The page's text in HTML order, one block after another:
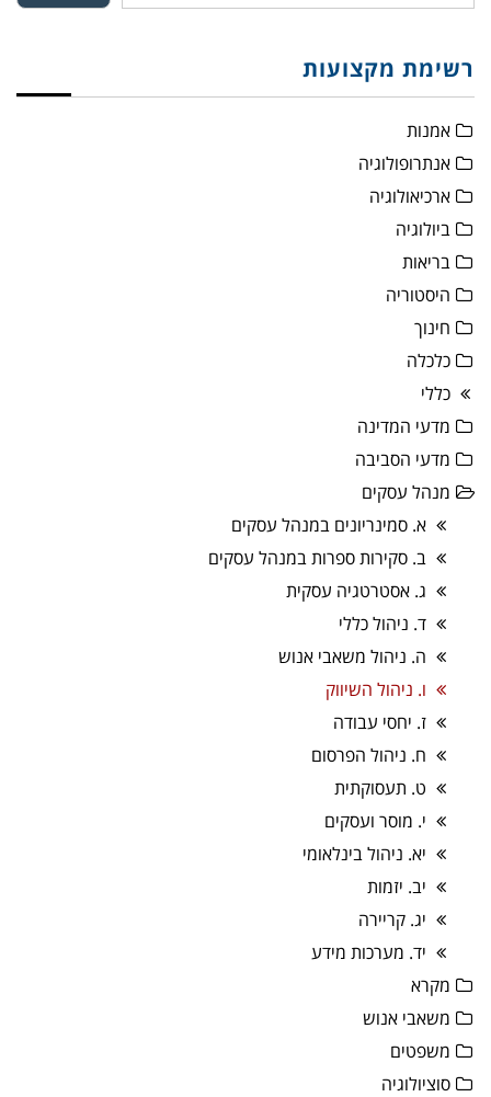
רשימת מקצועות
אמנות
אנתרופולוגיה
ארכיאולוגיה
ביולוגיה
בריאות
היסטוריה
חינוך
כלכלה
כללי
מדעי המדינה
מדעי הסביבה
מנהל עסקים
א. סמינריונים במנהל עסקים
ב. סקירות ספרות במנהל עסקים
ג. אסטרטגיה עסקית
ד. ניהול כללי
ה. ניהול משאבי אנוש
ו. ניהול השיווק
ז. יחסי עבודה
ח. ניהול הפרסום
ט. תעסוקתית
י. מוסר ועסקים
יא. ניהול בינלאומי
יב. יזמות
יג. קריירה
יד. מערכות מידע
מקרא
משאבי אנוש
משפטים
סוציולוגיה